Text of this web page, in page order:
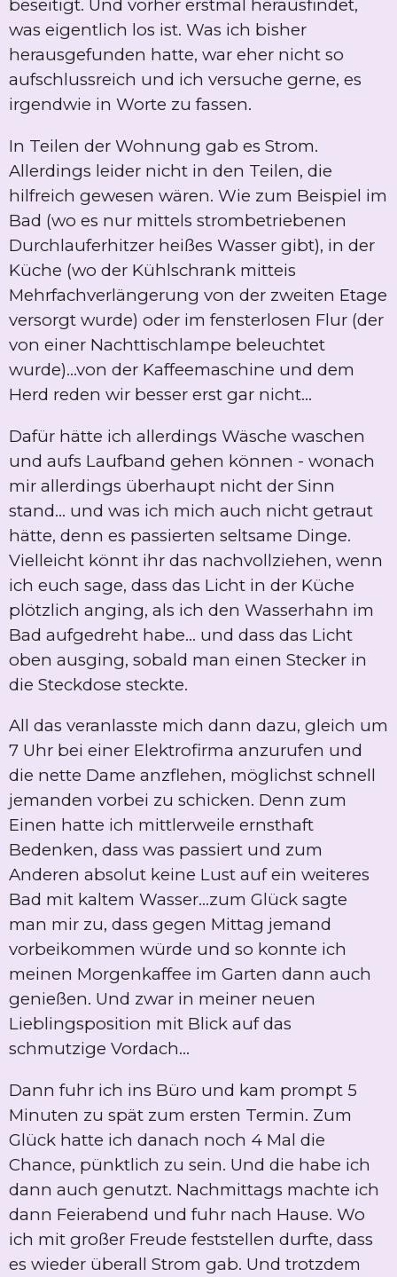
beseitigt. Und vorher erstmal herausfindet,
was eigentlich los ist. Was ich bisher
herausgefunden hatte, war eher nicht so
aufschlussreich und ich versuche gerne, es
irgendwie in Worte zu fassen.
In Teilen der Wohnung gab es Strom.
Allerdings leider nicht in den Teilen, die
hilfreich gewesen wären. Wie zum Beispiel im
Bad (wo es nur mittels strombetriebenen
Durchlauferhitzer heißes Wasser gibt), in der
Küche (wo der Kühlschrank mitteis
Mehrfachverlängerung von der zweiten Etage
versorgt wurde) oder im fensterlosen Flur (der
von einer Nachttischlampe beleuchtet
wurde)...von der Kaffeemaschine und dem
Herd reden wir besser erst gar nicht...
Dafür hätte ich allerdings Wäsche waschen
und aufs Laufband gehen können - wonach
mir allerdings überhaupt nicht der Sinn
stand... und was ich mich auch nicht getraut
hätte, denn es passierten seltsame Dinge.
Vielleicht könnt ihr das nachvollziehen, wenn
ich euch sage, dass das Licht in der Küche
plötzlich anging, als ich den Wasserhahn im
Bad aufgedreht habe... und dass das Licht
oben ausging, sobald man einen Stecker in
die Steckdose steckte.
All das veranlasste mich dann dazu, gleich um
7 Uhr bei einer Elektrofirma anzurufen und
die nette Dame anzflehen, möglichst schnell
jemanden vorbei zu schicken. Denn zum
Einen hatte ich mittlerweile ernsthaft
Bedenken, dass was passiert und zum
Anderen absolut keine Lust auf ein weiteres
Bad mit kaltem Wasser...zum Glück sagte
man mir zu, dass gegen Mittag jemand
vorbeikommen würde und so konnte ich
meinen Morgenkaffee im Garten dann auch
genießen. Und zwar in meiner neuen
Lieblingsposition mit Blick auf das
schmutzige Vordach...
Dann fuhr ich ins Büro und kam prompt 5
Minuten zu spät zum ersten Termin. Zum
Glück hatte ich danach noch 4 Mal die
Chance, pünktlich zu sein. Und die habe ich
dann auch genutzt. Nachmittags machte ich
dann Feierabend und fuhr nach Hause. Wo
ich mit großer Freude feststellen durfte, dass
es wieder überall Strom gab. Und trotzdem